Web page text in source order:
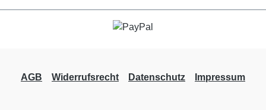
AGB Widerrufsrecht Datenschutz Impressum